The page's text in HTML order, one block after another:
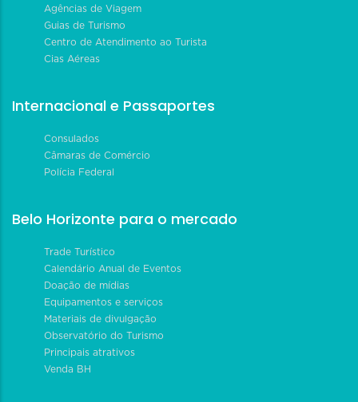
Agências de Viagem
Guias de Turismo
Centro de Atendimento ao Turista
Cias Aéreas
Internacional e Passaportes
Consulados
Câmaras de Comércio
Polícia Federal
Belo Horizonte para o mercado
Trade Turístico
Calendário Anual de Eventos
Doação de mídias
Equipamentos e serviços
Materiais de divulgação
Observatório do Turismo
Principais atrativos
Venda BH